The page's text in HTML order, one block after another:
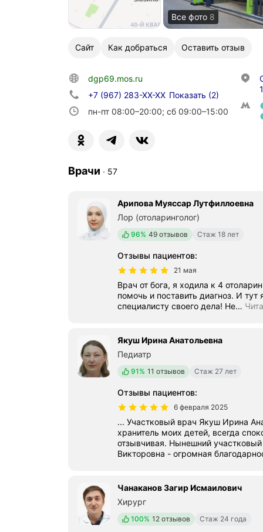
Все фото 8
Сайт Как добраться Оставить отзыв
dgp69.mos.ru
+7 (967) 283-XX-XX Показать (2)
пн-пт 08:00–20:00; сб 09:00–15:00
1
Врачи ∙ 57
Арипова Муяссар Лутфиллоевна
Лор (отоларинголог)
Положительных отзывов
96% 49 отзывов Стаж 18 лет
Отзывы пациентов:
21 мая
Врач от бога, я ходила к 4
помочь и поставить диагноз. И
специалисту своего дела! Не…
Якуш Ирина Анатольевна
Педиатр
Положительных отзывов
91% 11 отзывов Стаж 27 лет
Отзывы пациентов:
6 февраля 2025
... Участковый врач Якуш Ирина
хранитель моих детей, всегда
отзывчивая. Нынешний
Викторовна - огромная
Чанаканов Загир Исмаилович
Хирург
Положительных отзывов
100% 12 отзывов Стаж 24 года